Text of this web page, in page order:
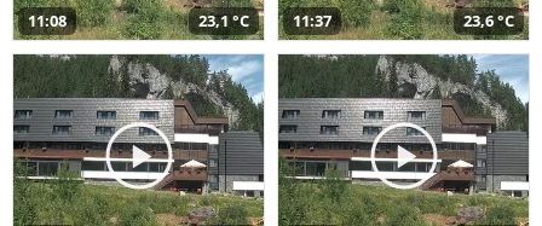
11:08 23,1 °C 11:37 23,6 °C